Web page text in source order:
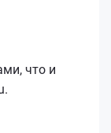
что и